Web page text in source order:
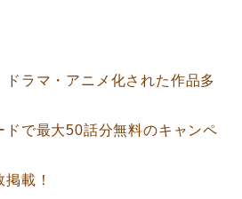
ラマ・アニメ化された作品多
ドで最大50話分無料のキャンペ
載！